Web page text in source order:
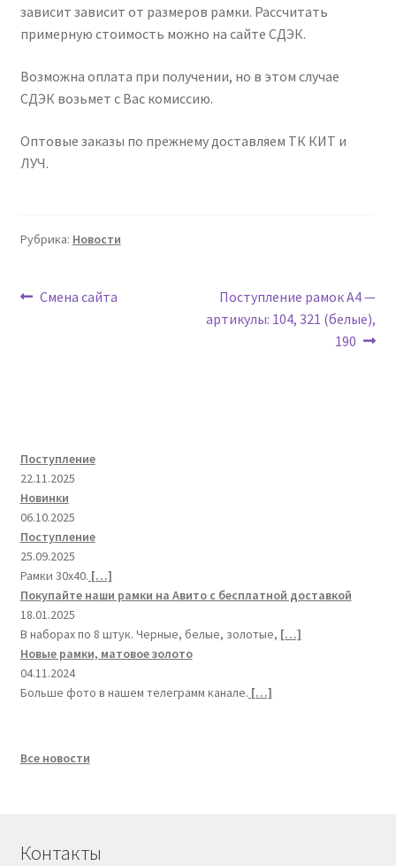
зависит зависит от размеров рамки. Рассчитать
примерную стоимость можно на сайте СДЭК.
Возможна оплата при получении, но в этом случае
СДЭК возьмет с Вас комиссию.
Оптовые заказы по прежнему доставляем ТК КИТ и
ЛУЧ.
Рубрика: Новости
Навигация
Предыдущая
Смена сайта
Следующая
запись:
Поступление рамок А4 —
артикулы: 104, 321 (белые),
190
Поступление
22.11.2025
Новинки
06.10.2025
Поступление
25.09.2025
Рамки 30х40. […]
Покупайте наши рамки на Авито с бесплатной доставкой
18.01.2025
В наборах по 8 штук. Черные, белые, золотые, […]
Новые рамки, матовое золото
04.11.2024
Больше фото в нашем телеграмм канале. […]
Все новости
Контакты